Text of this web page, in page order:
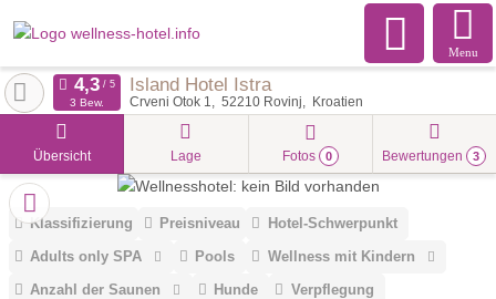
Menu
Island Hotel Istra
Crveni Otok 1 52210 Rovinj Kroatien
3 Bew.
Übersicht Lage Fotos 0 Bewertungen 3
Klassifizierung Preisniveau
Hotel-Schwerpunkt
Adults only SPA
Pools
Wellness mit Kindern
Anzahl der Saunen
Hunde Verpflegung